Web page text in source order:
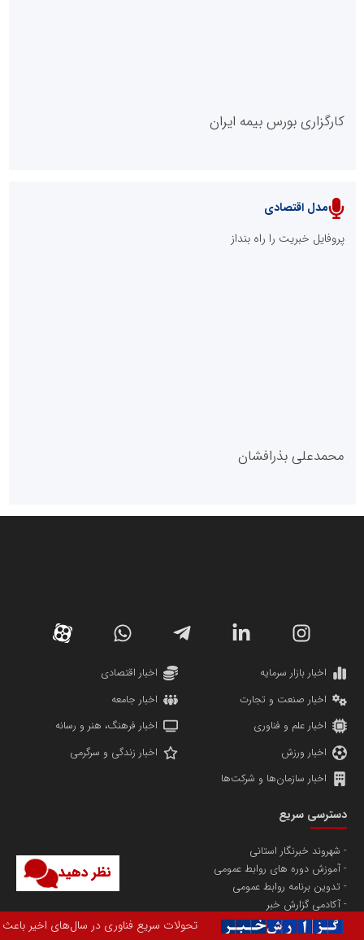
نظر دهید
پایگاه خبری نهضت ملی مسکن
پایگاه خبری گفتمان یزد
دانشگاه سئوی ایران
پایگاه اطلاع رسانی اعتلای نهادهای مردمی
کارگزاری بورس بیمه ایران
تامین آهن اسفنجی تولیدکنندگان فولاد در کشور
مدل اقتصادی
پروفایل خبریت را راه بنداز
محمدعلی بذرافشان
مریم حاج نوروز نظری
مسعودصادقی
اخبار بازار سرمایه
اخبار اقتصادی
اخبار صنعت و تجارت
اخبار جامعه
اخبار علم و فناوری
اخبار فرهنگ، هنر و رسانه
اخبار ورزش
اخبار زندگی و سرگرمی
اخبار سازمان‌ها و شرکت‌ها
دسترسی سریع
شهروند خبرنگار استانی
آموزش دوره های روابط عمومی
تدوین برنامه روابط عمومی
آکادمی گزارش خبر
دستیار روابط عمومی
باعث شده بسیاری از سازمان‌ها و کسب‌وکارها برای حفظ جایگاه خود به